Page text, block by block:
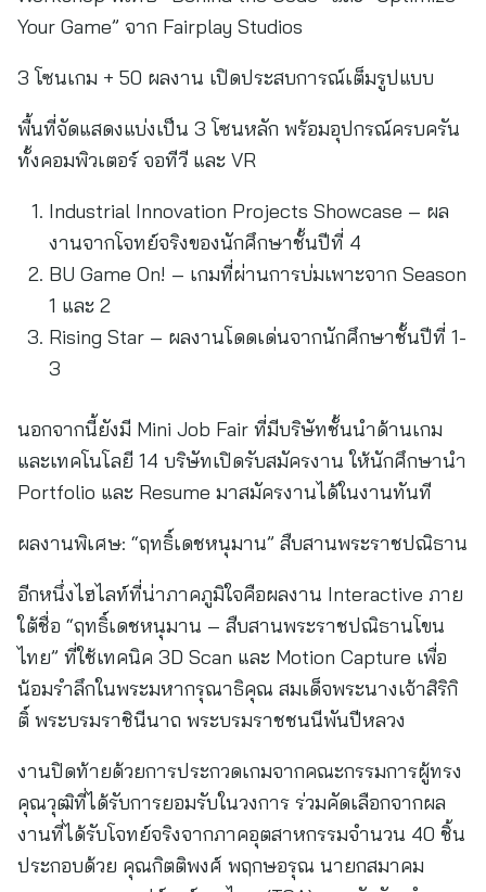
Your Game” จาก Fairplay Studios
3 โซนเกม + 50 ผลงาน เปิดประสบการณ์เต็มรูปแบบ
พื้นที่จัดแสดงแบ่งเป็น 3 โซนหลัก พร้อมอุปกรณ์ครบครัน
ทั้งคอมพิวเตอร์ จอทีวี และ VR
Industrial Innovation Projects Showcase – ผล
งานจากโจทย์จริงของนักศึกษาชั้นปีที่ 4
BU Game On! – เกมที่ผ่านการบ่มเพาะจาก Season
1 และ 2
Rising Star – ผลงานโดดเด่นจากนักศึกษาชั้นปีที่ 1-
3
นอกจากนี้ยังมี Mini Job Fair ที่มีบริษัทชั้นนำด้านเกม
และเทคโนโลยี 14 บริษัทเปิดรับสมัครงาน ให้นักศึกษานำ
Portfolio และ Resume มาสมัครงานได้ในงานทันที
ผลงานพิเศษ: “ฤทธิ์เดชหนุมาน” สืบสานพระราชปณิธาน
อีกหนึ่งไฮไลท์ที่น่าภาคภูมิใจคือผลงาน Interactive ภาย
ใต้ชื่อ “ฤทธิ์เดชหนุมาน – สืบสานพระราชปณิธานโขน
ไทย” ที่ใช้เทคนิค 3D Scan และ Motion Capture เพื่อ
น้อมรำลึกในพระมหากรุณาธิคุณ สมเด็จพระนางเจ้าสิริกิ
ติ์ พระบรมราชินีนาถ พระบรมราชชนนีพันปีหลวง
งานปิดท้ายด้วยการประกวดเกมจากคณะกรรมการผู้ทรง
คุณวุฒิที่ได้รับการยอมรับในวงการ ร่วมคัดเลือกจากผล
งานที่ได้รับโจทย์จริงจากภาคอุตสาหกรรมจำนวน 40 ชิ้น
ประกอบด้วย คุณกิตติพงศ์ พฤกษอรุณ นายกสมาคม